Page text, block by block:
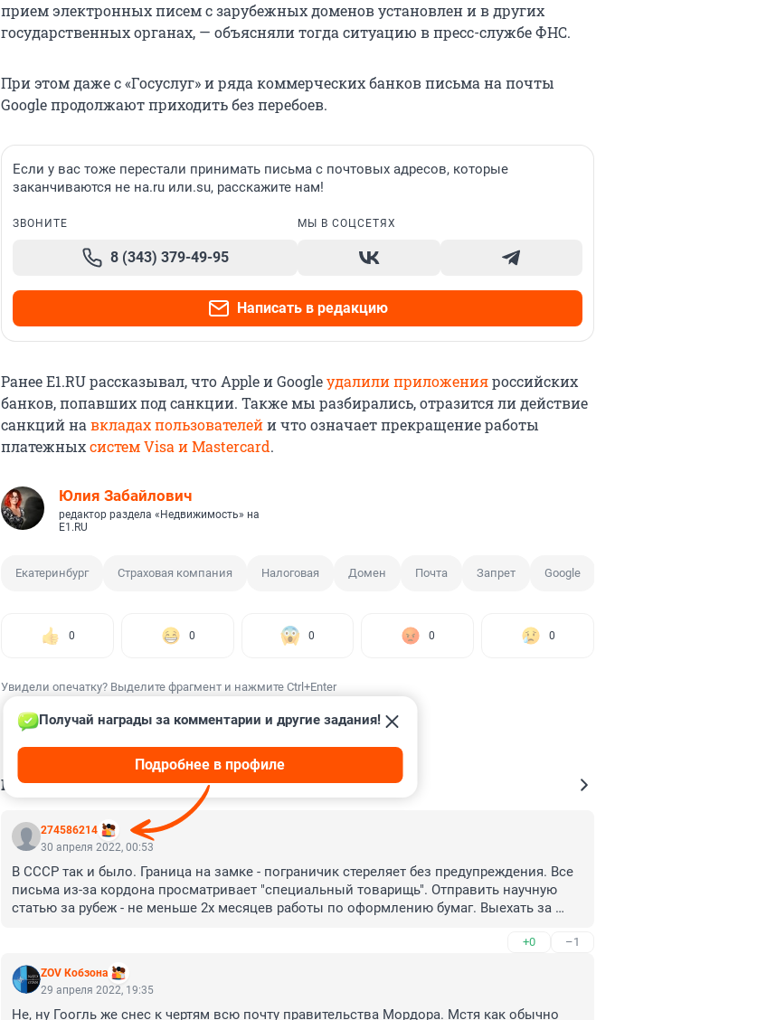
прием электронных писем с зарубежных доменов установлен и в других
государственных органах, — объясняли тогда ситуацию в пресс-службе ФНС.
При этом даже с «Госуслуг» и ряда коммерческих банков письма на почты
Google продолжают приходить без перебоев.
Если у вас тоже перестали принимать письма с почтовых адресов, которые
заканчиваются не на.ru или.su, расскажите нам!
ЗВОНИТЕ
8 (343) 379-49-95
МЫ В СОЦСЕТЯХ
Написать в редакцию
Ранее E1.RU рассказывал, что Apple и Googleудалили приложенияроссийских
банков, попавших под санкции. Также мы разбирались, отразится ли действие
санкций на вкладах пользователейи что означает прекращение работы
платежныхсистем Visa и Mastercard.
Юлия Забайлович
редактор раздела «Недвижимость» на
E1.RU
Екатеринбург Страховая компания Налоговая Домен Почта Запрет Google
0 0 0 0 0
Увидели опечатку? Выделите фрагмент и нажмите Ctrl+Enter
КОММЕНТАРИИ 51
274586214
Получай награды за комментарии и другие задания!
Подробнее в профиле
30 апреля 2022, 00:53
В СССР так и было. Граница на замке - пограничик стереляет без предупреждения. Все
письма из-за кордона просматривает "специальный товарищь". Отправить научную
статью за рубеж - не меньше 2х месяцев работы по оформлению бумаг. Выехать за
За валюту до смертной казни.
И ничего жили.
+0 –1
ZOV Кобзона
29 апреля 2022, 19:35
Не, ну Гоогль же снес к чертям всю почту правительства Мордора. Мстя как обычно